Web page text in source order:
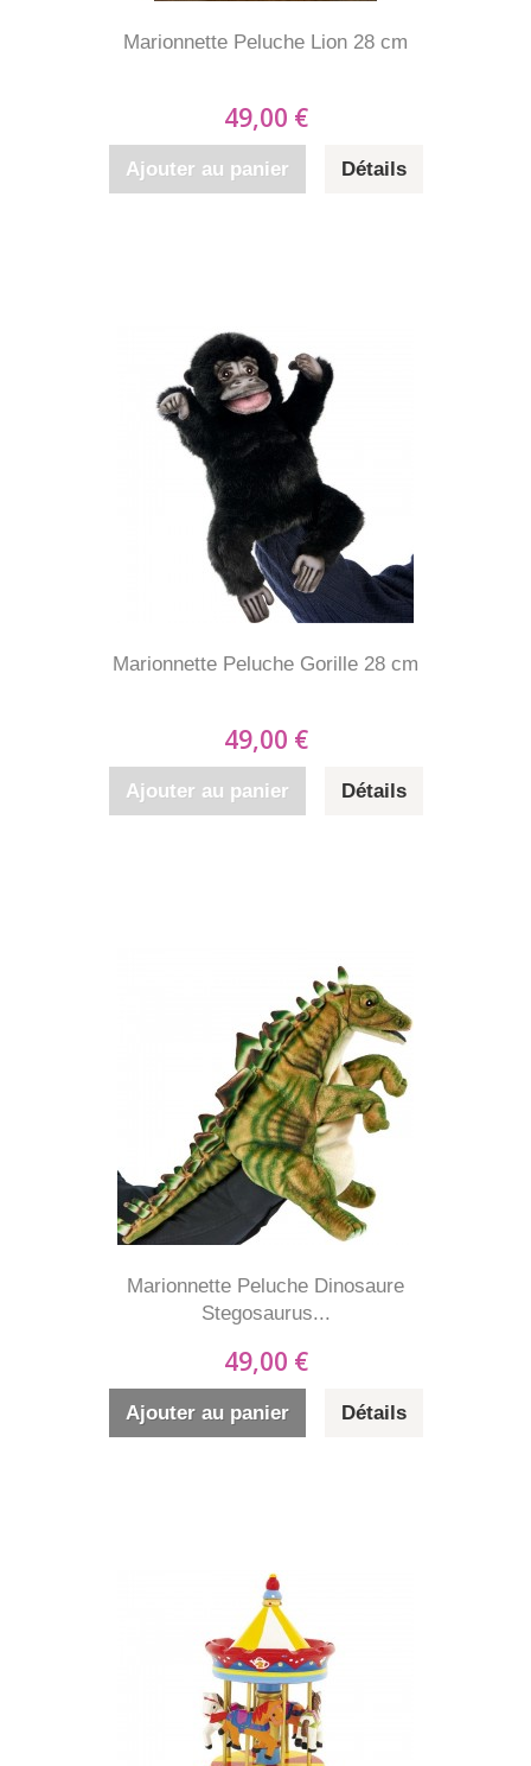
Marionnette Peluche Lion 28 cm
49,00 €
Ajouter au panier Détails
Marionnette Peluche Gorille 28 cm
49,00 €
Ajouter au panier Détails
Marionnette Peluche Dinosaure
Stegosaurus...
49,00 €
Ajouter au panier Détails